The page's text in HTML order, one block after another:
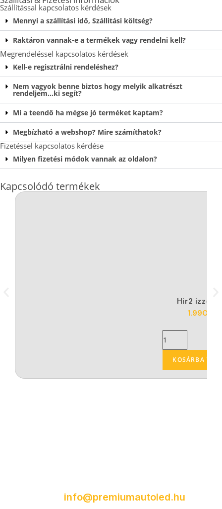
Szállítással kapcsolatos kérdések
Mennyi a szállítási idő, Szállitási költség?
Raktáron vannak-e a termékek vagy rendelni kell?
Megrendeléssel kapcsolatos kérdések
Kell-e regisztrálni rendeléshez?
Nem vagyok benne biztos hogy melyik alkatrészt
rendeljem…ki segít?
Mi a teendő ha mégse jó terméket kaptam?
Megbízható a webshop? Mire számíthatok?
Fizetéssel kapcsolatos kérdése
Milyen fizetési módok vannak az oldalon?
Kapcsolódó termékek
Hir2 izzó
1.990
KOSÁRBA
info@premiumautoled.hu